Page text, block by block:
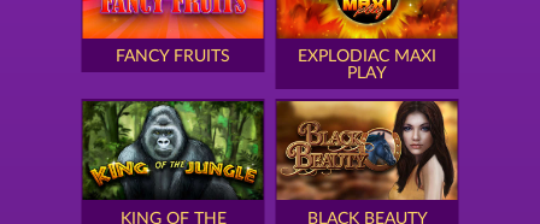
FANCY FRUITS
EXPLODIAC MAXI
PLAY
KING OF THE
BLACK BEAUTY